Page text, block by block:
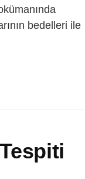
bedelleri ile